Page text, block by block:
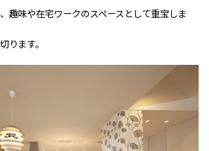
趣味や在宅ワークのスペースとして重宝しま
ります。